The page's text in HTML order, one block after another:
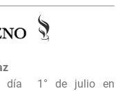
día
1° de julio en